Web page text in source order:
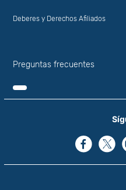
Deberes y Derechos Afiliados
Preguntas frecuentes